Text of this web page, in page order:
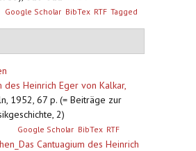
Google Scholar BibTex RTF Tagged
des Heinrich Eger von Kalkar,
1952, 67 p. (= Beiträge zur
2)
Google Scholar BibTex RTF
Cantuagium des Heinrich